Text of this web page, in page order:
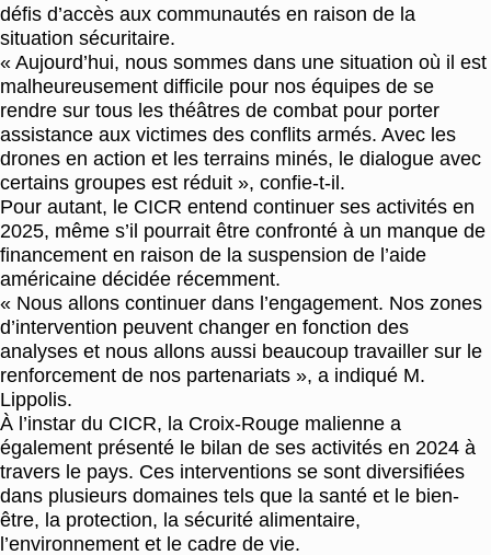
défis d’accès aux communautés en raison de la
situation sécuritaire.
« Aujourd’hui, nous sommes dans une situation où il est
malheureusement difficile pour nos équipes de se
rendre sur tous les théâtres de combat pour porter
assistance aux victimes des conflits armés. Avec les
drones en action et les terrains minés, le dialogue avec
certains groupes est réduit », confie-t-il.
Pour autant, le CICR entend continuer ses activités en
2025, même s’il pourrait être confronté à un manque de
financement en raison de la suspension de l’aide
américaine décidée récemment.
« Nous allons continuer dans l’engagement. Nos zones
d’intervention peuvent changer en fonction des
analyses et nous allons aussi beaucoup travailler sur le
renforcement de nos partenariats », a indiqué M.
Lippolis.
À l’instar du CICR, la Croix-Rouge malienne a
également présenté le bilan de ses activités en 2024 à
travers le pays. Ces interventions se sont diversifiées
dans plusieurs domaines tels que la santé et le bien-
être, la protection, la sécurité alimentaire,
l’environnement et le cadre de vie.